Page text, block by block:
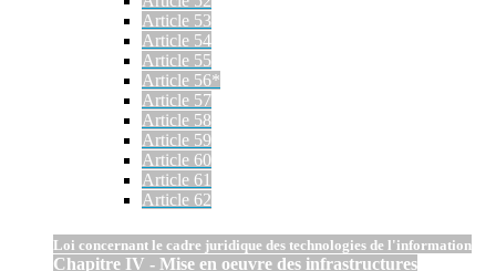
Article 53
Article 54
Article 55
Article 56*
Article 57
Article 58
Article 59
Article 60
Article 61
Article 62
Loi concernant le cadre juridique des technologies de l'information
Chapitre IV - Mise en oeuvre des infrastructures